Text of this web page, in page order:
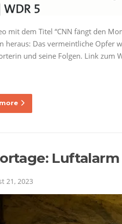
mit dem Titel “CNN fängt den
heraus: Das vermeintliche Opfer
und seine Folgen. Link zum
21, 2023